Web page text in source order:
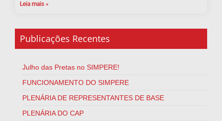
Leia mais »
Publicações Recentes
Julho das Pretas no SIMPERE!
FUNCIONAMENTO DO SIMPERE
PLENÁRIA DE REPRESENTANTES DE BASE
PLENÁRIA DO CAP